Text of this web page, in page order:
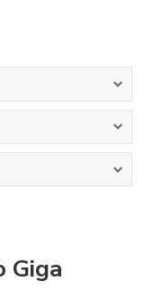
Giga